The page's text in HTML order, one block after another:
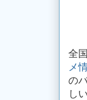
全
メ
の
し